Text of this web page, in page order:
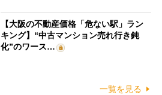
【大阪の不動産価格「危ない駅」ラン
キング】“中古マンション売れ行き鈍
化”のワース…
一覧を見る